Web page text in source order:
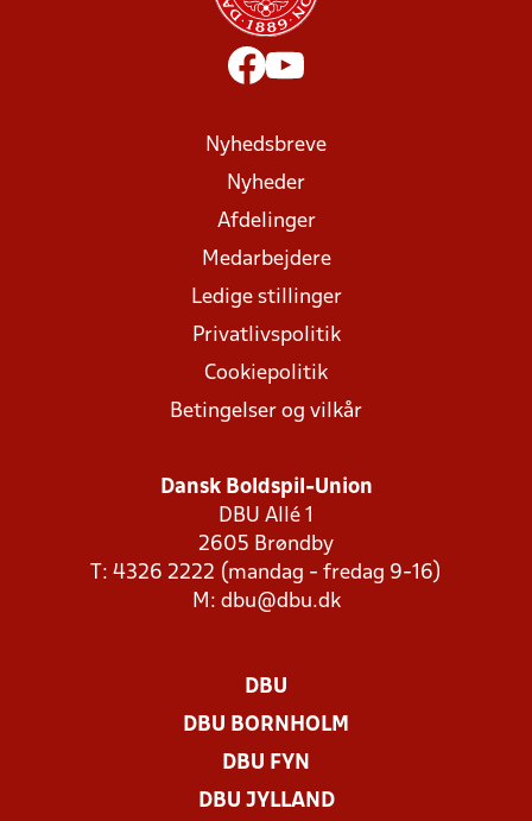
Nyhedsbreve
Nyheder
Afdelinger
Medarbejdere
Ledige stillinger
Privatlivspolitik
Cookiepolitik
Betingelser og vilkår
Dansk Boldspil-Union
DBU Allé 1
2605 Brøndby
T: 4326 2222 (mandag - fredag 9-16)
M: dbu@dbu.dk
DBU
DBU BORNHOLM
DBU FYN
DBU JYLLAND